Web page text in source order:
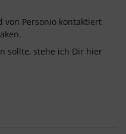
von Personio kontaktiert
sollte, stehe ich Dir hier